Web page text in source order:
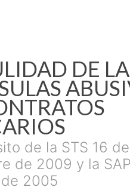
DE
de la STS 16 de
de 2009 y la
de 2005